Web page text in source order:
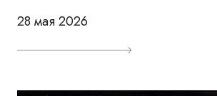
28 мая 2026